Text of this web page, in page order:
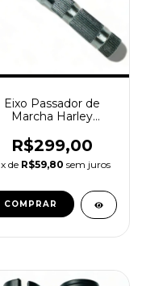
Eixo Passador de
Marcha Harley
a 2024
R$299,00
x de R$59,80 sem juros